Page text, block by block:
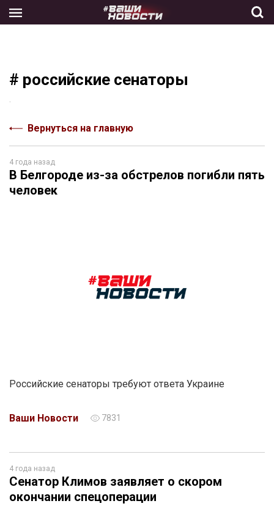
the
# российские сенаторы
Вернуться на главную
4 года назад
В Белгороде из-за обстрелов погибли пять
человек
Российские сенаторы требуют ответа Украине
Ваши Новости 7831
4 года назад
Сенатор Климов заявляет о скором
окончании спецоперации